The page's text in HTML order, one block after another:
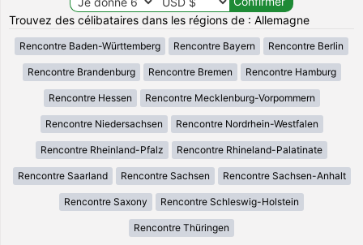
Trouvez des célibataires dans les régions de : Allemagne
Rencontre Baden-Württemberg Rencontre Bayern Rencontre Berlin
Rencontre Brandenburg Rencontre Bremen Rencontre Hamburg
Rencontre Hessen Rencontre Mecklenburg-Vorpommern
Rencontre Niedersachsen Rencontre Nordrhein-Westfalen
Rencontre Rheinland-Pfalz Rencontre Rhineland-Palatinate
Rencontre Saarland Rencontre Sachsen Rencontre Sachsen-Anhalt
Rencontre Saxony Rencontre Schleswig-Holstein
Rencontre Thüringen